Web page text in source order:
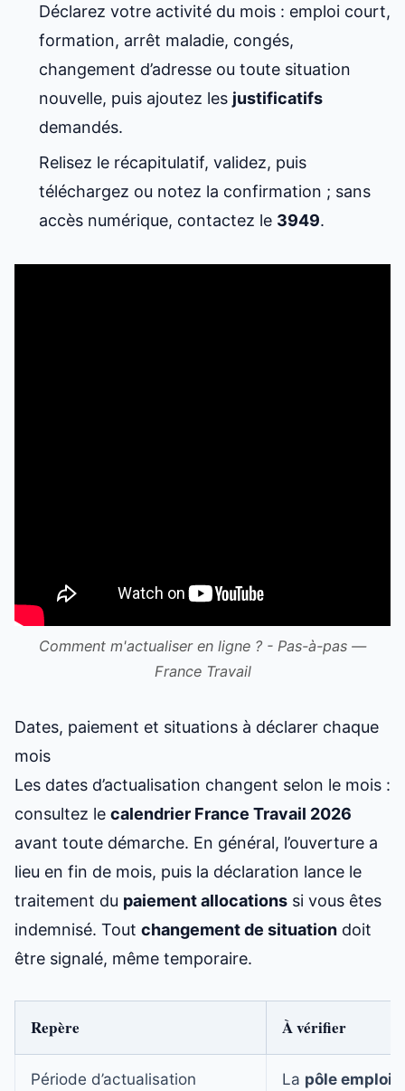
Déclarez votre activité du mois : emploi court,
formation, arrêt maladie, congés,
changement d’adresse ou toute situation
nouvelle, puis ajoutez les justificatifs
demandés.
Relisez le récapitulatif, validez, puis
téléchargez ou notez la confirmation ; sans
accès numérique, contactez le 3949.
Comment m'actualiser en ligne ? - Pas-à-pas —
France Travail
Dates, paiement et situations à déclarer chaque
mois
Les dates d’actualisation changent selon le mois :
consultez le calendrier France Travail 2026
avant toute démarche. En général, l’ouverture a
lieu en fin de mois, puis la déclaration lance le
traitement du paiement allocations si vous êtes
indemnisé. Tout changement de situation doit
être signalé, même temporaire.
Repère À vérifier
Période d’actualisation La pôle emploi